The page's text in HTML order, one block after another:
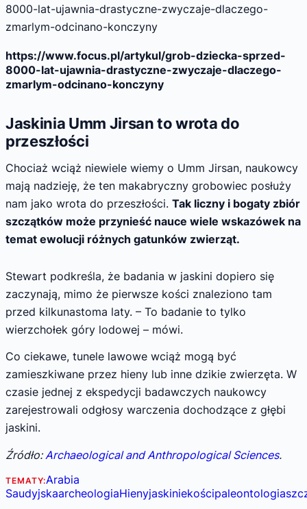
8000-lat-ujawnia-drastyczne-zwyczaje-dlaczego-
zmarlym-odcinano-konczyny
https://www.focus.pl/artykul/grob-dziecka-sprzed-
8000-lat-ujawnia-drastyczne-zwyczaje-dlaczego-
zmarlym-odcinano-konczyny
Jaskinia Umm Jirsan to wrota do
przeszłości
Chociaż wciąż niewiele wiemy o Umm Jirsan, naukowcy
mają nadzieję, że ten makabryczny grobowiec posłuży
nam jako wrota do przeszłości. Tak liczny i bogaty zbiór
szczątków może przynieść nauce wiele wskazówek na
temat ewolucji różnych gatunków zwierząt.
Stewart podkreśla, że badania w jaskini dopiero się
zaczynają, mimo że pierwsze kości znaleziono tam
przed kilkunastoma laty. – To badanie to tylko
wierzchołek góry lodowej – mówi.
Co ciekawe, tunele lawowe wciąż mogą być
zamieszkiwane przez hieny lub inne dzikie zwierzęta. W
czasie jednej z ekspedycji badawczych naukowcy
zarejestrowali odgłosy warczenia dochodzące z głębi
jaskini.
Źródło: Archaeological and Anthropological Sciences.
TEMATY:Arabia
SaudyjskaarcheologiaHienyjaskiniekościpaleontologia